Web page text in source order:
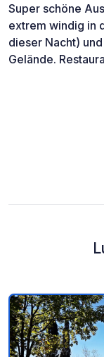
Super schöne
extrem windig in
dieser Nacht)
Gelände.